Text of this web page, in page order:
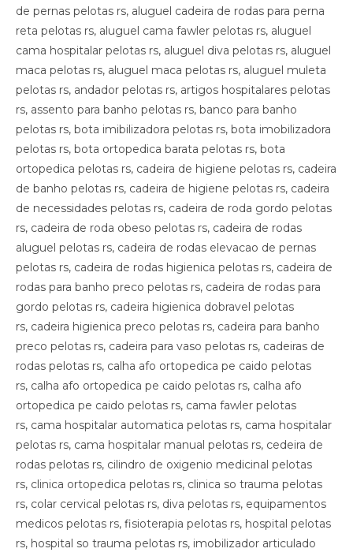
de pernas pelotas rs, aluguel cadeira de rodas para perna
reta pelotas rs, aluguel cama fawler pelotas rs, aluguel
cama hospitalar pelotas rs, aluguel diva pelotas rs, aluguel
maca pelotas rs, aluguel maca pelotas rs, aluguel muleta
pelotas rs, andador pelotas rs, artigos hospitalares pelotas
rs, assento para banho pelotas rs, banco para banho
pelotas rs, bota imibilizadora pelotas rs, bota imobilizadora
pelotas rs, bota ortopedica barata pelotas rs, bota
ortopedica pelotas rs, cadeira de higiene pelotas rs, cadeira
de banho pelotas rs, cadeira de higiene pelotas rs, cadeira
de necessidades pelotas rs, cadeira de roda gordo pelotas
rs, cadeira de roda obeso pelotas rs, cadeira de rodas
aluguel pelotas rs, cadeira de rodas elevacao de pernas
pelotas rs, cadeira de rodas higienica pelotas rs, cadeira de
rodas para banho preco pelotas rs, cadeira de rodas para
gordo pelotas rs, cadeira higienica dobravel pelotas
rs, cadeira higienica preco pelotas rs, cadeira para banho
preco pelotas rs, cadeira para vaso pelotas rs, cadeiras de
rodas pelotas rs, calha afo ortopedica pe caido pelotas
rs, calha afo ortopedica pe caido pelotas rs, calha afo
ortopedica pe caido pelotas rs, cama fawler pelotas
rs, cama hospitalar automatica pelotas rs, cama hospitalar
pelotas rs, cama hospitalar manual pelotas rs, cedeira de
rodas pelotas rs, cilindro de oxigenio medicinal pelotas
rs, clinica ortopedica pelotas rs, clinica so trauma pelotas
rs, colar cervical pelotas rs, diva pelotas rs, equipamentos
medicos pelotas rs, fisioterapia pelotas rs, hospital pelotas
rs, hospital so trauma pelotas rs, imobilizador articulado